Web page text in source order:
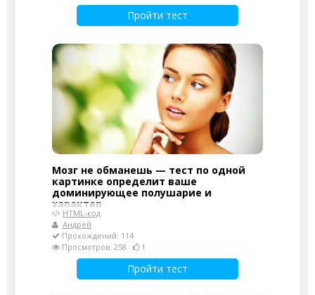
Пройти тест
Мозг не обманешь — тест по одной
картинке определит ваше
доминирующее полушарие и
характер
HTML-код
Андрей
Прохождений: 114
Просмотров: 258
1
Пройти тест